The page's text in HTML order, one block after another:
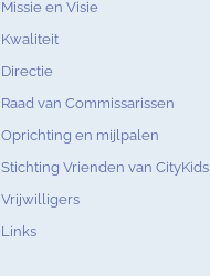
Missie en Visie
Kwaliteit
Directie
Raad van Commissarissen
Oprichting en mijlpalen
Stichting Vrienden van CityKids
Vrijwilligers
Links